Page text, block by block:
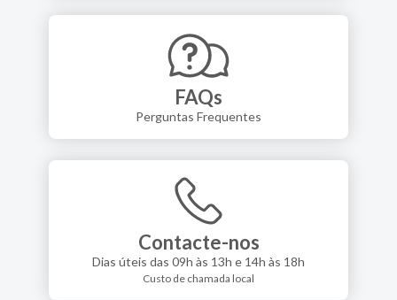
FAQs
Perguntas Frequentes
Contacte-nos
Dias úteis das 09h às 13h e 14h às 18h
Custo de chamada local